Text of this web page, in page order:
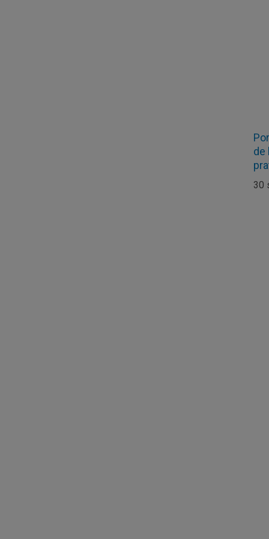
de
30